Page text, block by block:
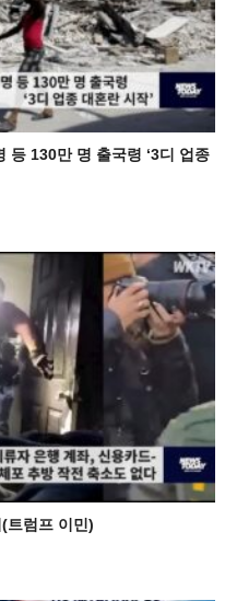
등 130만 명 출국령 ‘3디 업종
트럼프 이민)